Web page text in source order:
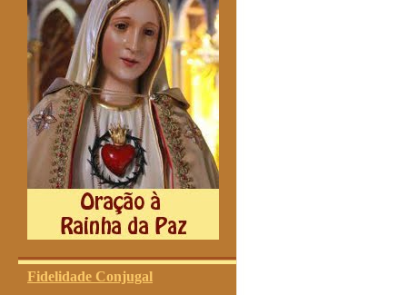
Fidelidade Conjugal